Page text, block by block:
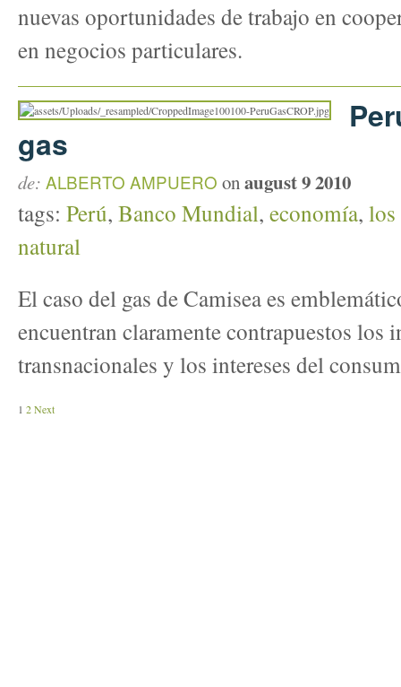
nuevas oportunidades de trabajo en
en negocios particulares.
gas
de: ALBERTO AMPUERO onaugust 9 2010
tags: Perú, Banco Mundial, economía, los
natural
El caso del gas de Camisea es
encuentran claramente contrapuestos los
transnacionales y los intereses del
1 2Next